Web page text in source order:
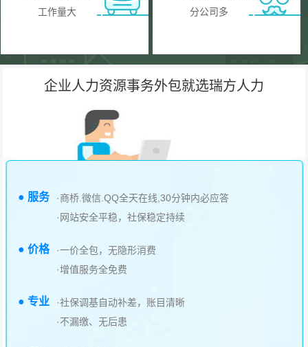
工作量大 分公司多
企业人力资源事务外包就选瑞方人力
● 服务
·商桥.微信.QQ全天在线,30分钟内必应答
·网站安全平稳，社保稳定持续
● 价格
·一价全包，无隐形消费
·增值服务全免费
● 专业
·社保调基自动补差，账目清晰
·不漏缴、无后患